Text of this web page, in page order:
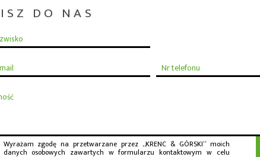
DO NAS
Wyrażam zgodę na przetwarzane przez „KRENC & GÓRSKI” moich
danych osobowych zawartych w formularzu kontaktowym w celu